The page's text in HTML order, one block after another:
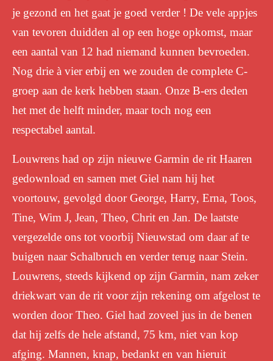
je gezond en het gaat je goed verder ! De vele appjes
van tevoren duidden al op een hoge opkomst, maar
een aantal van 12 had niemand kunnen bevroeden.
Nog drie à vier erbij en we zouden de complete C-
groep aan de kerk hebben staan. Onze B-ers deden
het met de helft minder, maar toch nog een
respectabel aantal.
Louwrens had op zijn nieuwe Garmin de rit Haaren
gedownload en samen met Giel nam hij het
voortouw, gevolgd door George, Harry, Erna, Toos,
Tine, Wim J, Jean, Theo, Chrit en Jan. De laatste
vergezelde ons tot voorbij Nieuwstad om daar af te
buigen naar Schalbruch en verder terug naar Stein.
Louwrens, steeds kijkend op zijn Garmin, nam zeker
driekwart van de rit voor zijn rekening om afgelost te
worden door Theo. Giel had zoveel jus in de benen
dat hij zelfs de hele afstand, 75 km, niet van kop
afging. Mannen, knap, bedankt en van hieruit